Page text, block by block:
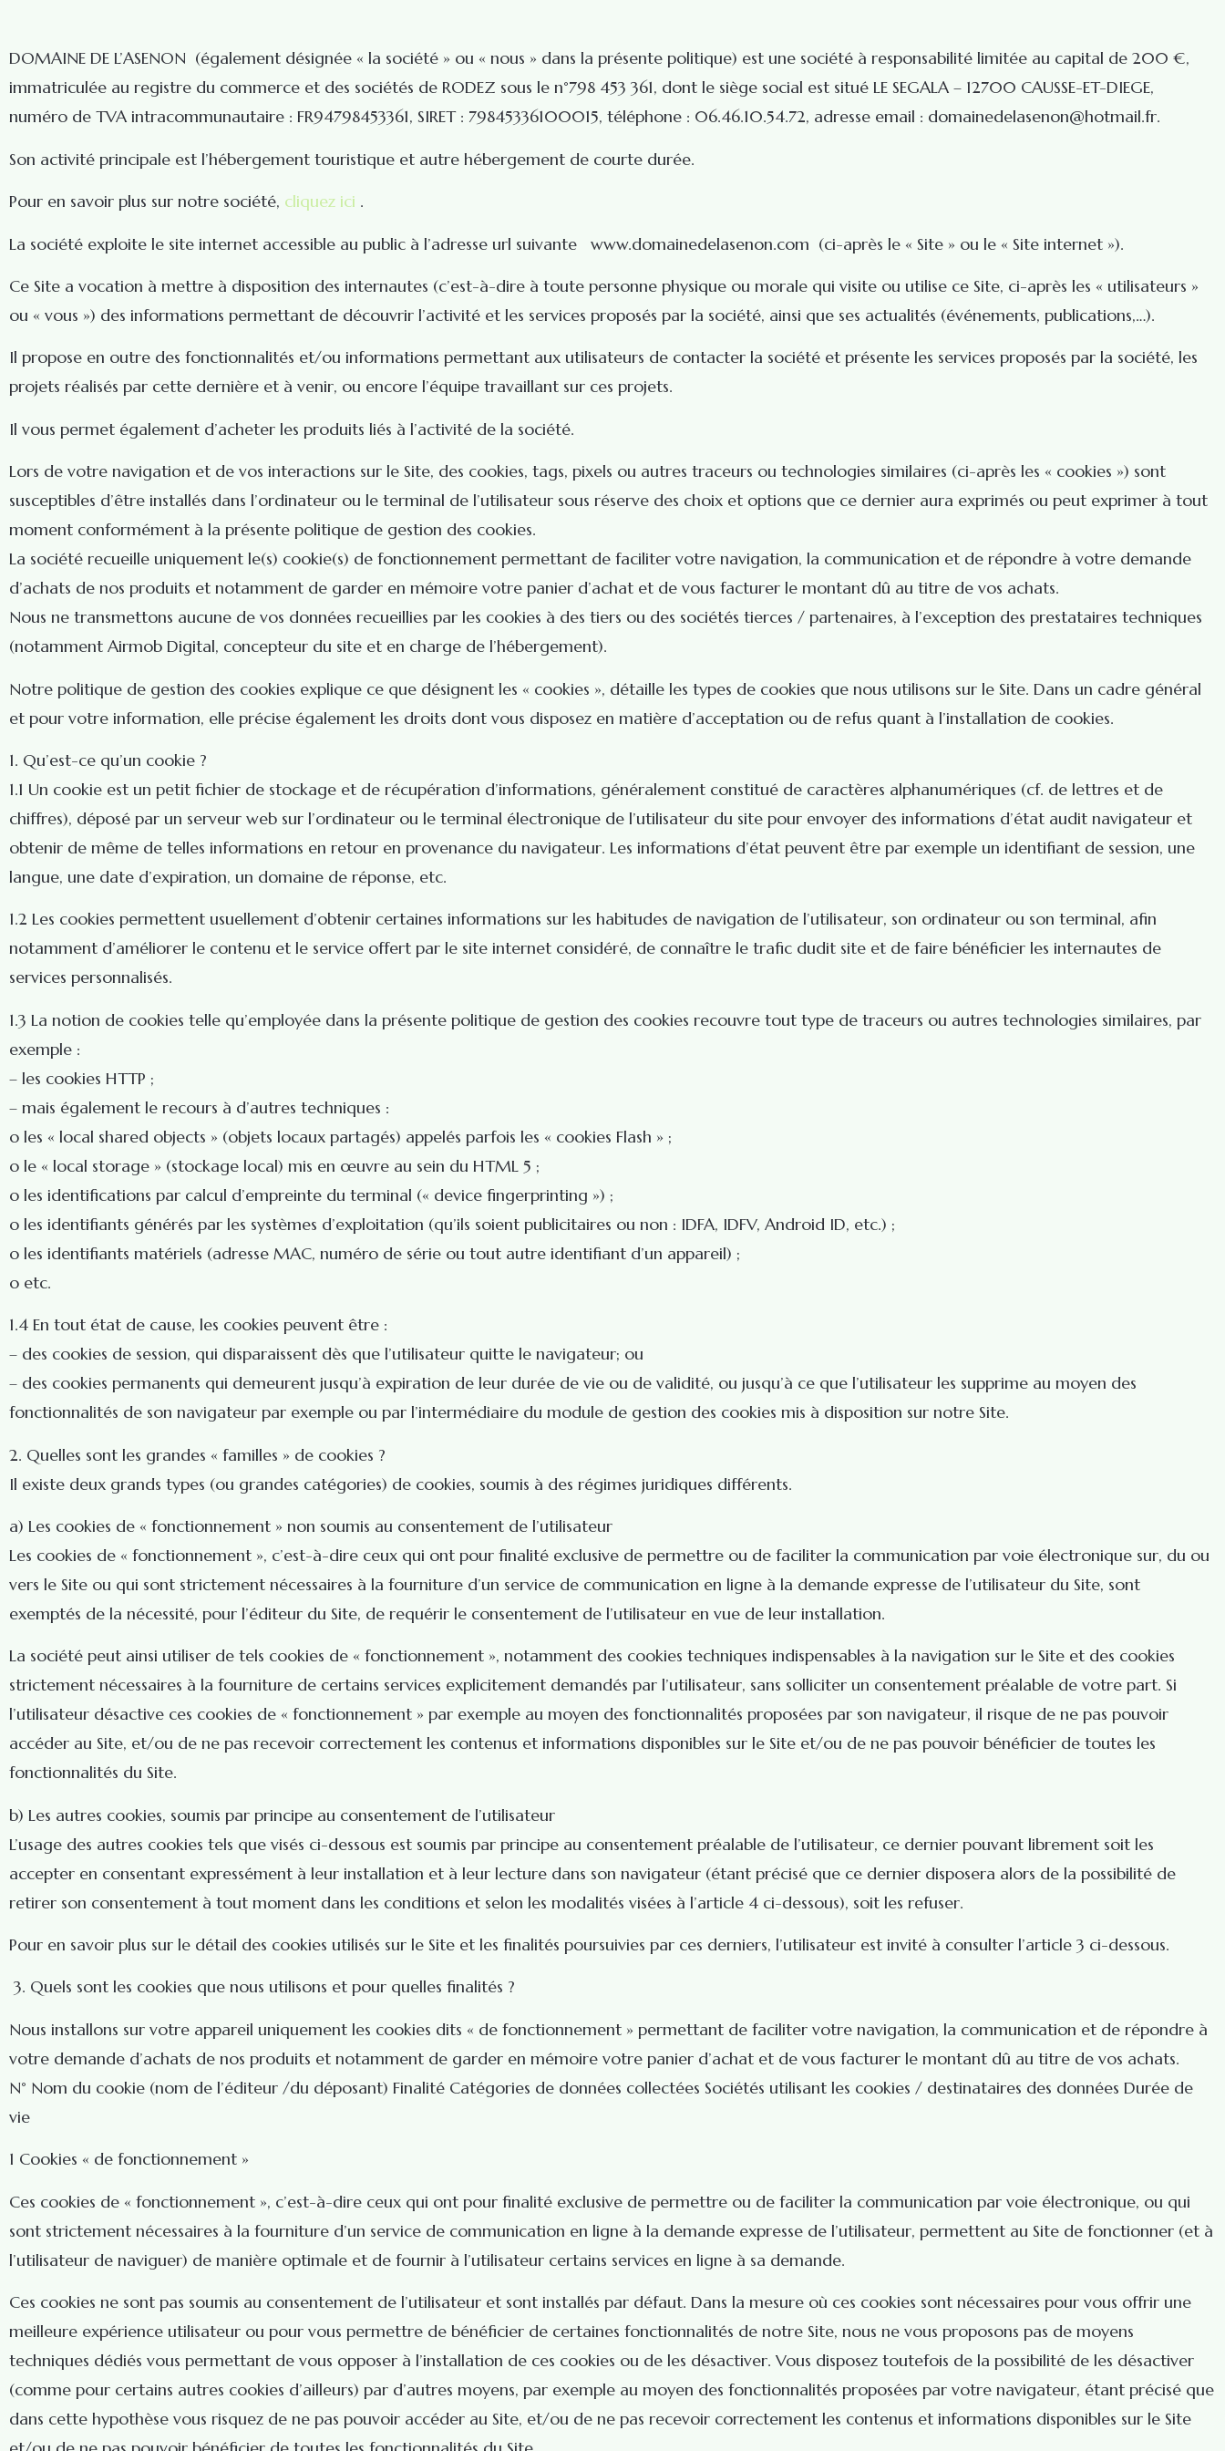
DOMAINE DE L’ASENON (également désignée « la société » ou « nous » dans la présente politique) est une société à responsabilité limitée au capital de 200 €,
immatriculée au registre du commerce et des sociétés de RODEZ sous le n°798 453 361, dont le siège social est situé LE SEGALA – 12700 CAUSSE-ET-DIEGE,
numéro de TVA intracommunautaire : FR94798453361, SIRET : 79845336100015, téléphone : 06.46.10.54.72, adresse email : domainedelasenon@hotmail.fr.
Son activité principale est l’hébergement touristique et autre hébergement de courte durée.
Pour en savoir plus sur notre société, cliquez ici .
La société exploite le site internet accessible au public à l’adresse url suivante www.domainedelasenon.com (ci-après le « Site » ou le « Site internet »).
Ce Site a vocation à mettre à disposition des internautes (c’est-à-dire à toute personne physique ou morale qui visite ou utilise ce Site, ci-après les « utilisateurs »
ou « vous ») des informations permettant de découvrir l’activité et les services proposés par la société, ainsi que ses actualités (événements, publications,…).
Il propose en outre des fonctionnalités et/ou informations permettant aux utilisateurs de contacter la société et présente les services proposés par la société, les
projets réalisés par cette dernière et à venir, ou encore l’équipe travaillant sur ces projets.
Il vous permet également d’acheter les produits liés à l’activité de la société.
Lors de votre navigation et de vos interactions sur le Site, des cookies, tags, pixels ou autres traceurs ou technologies similaires (ci-après les « cookies ») sont
susceptibles d’être installés dans l’ordinateur ou le terminal de l’utilisateur sous réserve des choix et options que ce dernier aura exprimés ou peut exprimer à tout
moment conformément à la présente politique de gestion des cookies.
La société recueille uniquement le(s) cookie(s) de fonctionnement permettant de faciliter votre navigation, la communication et de répondre à votre demande
d’achats de nos produits et notamment de garder en mémoire votre panier d’achat et de vous facturer le montant dû au titre de vos achats.
Nous ne transmettons aucune de vos données recueillies par les cookies à des tiers ou des sociétés tierces / partenaires, à l’exception des prestataires techniques
(notamment Airmob Digital, concepteur du site et en charge de l’hébergement).
Notre politique de gestion des cookies explique ce que désignent les « cookies », détaille les types de cookies que nous utilisons sur le Site. Dans un cadre général
et pour votre information, elle précise également les droits dont vous disposez en matière d’acceptation ou de refus quant à l’installation de cookies.
1. Qu’est-ce qu’un cookie ?
1.1 Un cookie est un petit fichier de stockage et de récupération d’informations, généralement constitué de caractères alphanumériques (cf. de lettres et de
chiffres), déposé par un serveur web sur l’ordinateur ou le terminal électronique de l’utilisateur du site pour envoyer des informations d’état audit navigateur et
obtenir de même de telles informations en retour en provenance du navigateur. Les informations d’état peuvent être par exemple un identifiant de session, une
langue, une date d’expiration, un domaine de réponse, etc.
1.2 Les cookies permettent usuellement d’obtenir certaines informations sur les habitudes de navigation de l’utilisateur, son ordinateur ou son terminal, afin
notamment d’améliorer le contenu et le service offert par le site internet considéré, de connaître le trafic dudit site et de faire bénéficier les internautes de
services personnalisés.
1.3 La notion de cookies telle qu’employée dans la présente politique de gestion des cookies recouvre tout type de traceurs ou autres technologies similaires, par
exemple :
– les cookies HTTP ;
– mais également le recours à d’autres techniques :
o les « local shared objects » (objets locaux partagés) appelés parfois les « cookies Flash » ;
o le « local storage » (stockage local) mis en œuvre au sein du HTML 5 ;
o les identifications par calcul d’empreinte du terminal (« device fingerprinting ») ;
o les identifiants générés par les systèmes d’exploitation (qu’ils soient publicitaires ou non : IDFA, IDFV, Android ID, etc.) ;
o les identifiants matériels (adresse MAC, numéro de série ou tout autre identifiant d’un appareil) ;
o etc.
1.4 En tout état de cause, les cookies peuvent être :
– des cookies de session, qui disparaissent dès que l’utilisateur quitte le navigateur; ou
– des cookies permanents qui demeurent jusqu’à expiration de leur durée de vie ou de validité, ou jusqu’à ce que l’utilisateur les supprime au moyen des
fonctionnalités de son navigateur par exemple ou par l’intermédiaire du module de gestion des cookies mis à disposition sur notre Site.
2. Quelles sont les grandes « familles » de cookies ?
Il existe deux grands types (ou grandes catégories) de cookies, soumis à des régimes juridiques différents.
a) Les cookies de « fonctionnement » non soumis au consentement de l’utilisateur
Les cookies de « fonctionnement », c’est-à-dire ceux qui ont pour finalité exclusive de permettre ou de faciliter la communication par voie électronique sur, du ou
vers le Site ou qui sont strictement nécessaires à la fourniture d’un service de communication en ligne à la demande expresse de l’utilisateur du Site, sont
exemptés de la nécessité, pour l’éditeur du Site, de requérir le consentement de l’utilisateur en vue de leur installation.
La société peut ainsi utiliser de tels cookies de « fonctionnement », notamment des cookies techniques indispensables à la navigation sur le Site et des cookies
strictement nécessaires à la fourniture de certains services explicitement demandés par l’utilisateur, sans solliciter un consentement préalable de votre part. Si
l’utilisateur désactive ces cookies de « fonctionnement » par exemple au moyen des fonctionnalités proposées par son navigateur, il risque de ne pas pouvoir
accéder au Site, et/ou de ne pas recevoir correctement les contenus et informations disponibles sur le Site et/ou de ne pas pouvoir bénéficier de toutes les
fonctionnalités du Site.
b) Les autres cookies, soumis par principe au consentement de l’utilisateur
L’usage des autres cookies tels que visés ci-dessous est soumis par principe au consentement préalable de l’utilisateur, ce dernier pouvant librement soit les
accepter en consentant expressément à leur installation et à leur lecture dans son navigateur (étant précisé que ce dernier disposera alors de la possibilité de
retirer son consentement à tout moment dans les conditions et selon les modalités visées à l’article 4 ci-dessous), soit les refuser.
Pour en savoir plus sur le détail des cookies utilisés sur le Site et les finalités poursuivies par ces derniers, l’utilisateur est invité à consulter l’article 3 ci-dessous.
3. Quels sont les cookies que nous utilisons et pour quelles finalités ?
Nous installons sur votre appareil uniquement les cookies dits « de fonctionnement » permettant de faciliter votre navigation, la communication et de répondre à
votre demande d’achats de nos produits et notamment de garder en mémoire votre panier d’achat et de vous facturer le montant dû au titre de vos achats.
N° Nom du cookie (nom de l’éditeur /du déposant) Finalité Catégories de données collectées Sociétés utilisant les cookies / destinataires des données Durée de
vie
1 Cookies « de fonctionnement »
Ces cookies de « fonctionnement », c’est-à-dire ceux qui ont pour finalité exclusive de permettre ou de faciliter la communication par voie électronique, ou qui
sont strictement nécessaires à la fourniture d’un service de communication en ligne à la demande expresse de l’utilisateur, permettent au Site de fonctionner (et à
l’utilisateur de naviguer) de manière optimale et de fournir à l’utilisateur certains services en ligne à sa demande.
Ces cookies ne sont pas soumis au consentement de l’utilisateur et sont installés par défaut. Dans la mesure où ces cookies sont nécessaires pour vous offrir une
meilleure expérience utilisateur ou pour vous permettre de bénéficier de certaines fonctionnalités de notre Site, nous ne vous proposons pas de moyens
techniques dédiés vous permettant de vous opposer à l’installation de ces cookies ou de les désactiver. Vous disposez toutefois de la possibilité de les désactiver
(comme pour certains autres cookies d’ailleurs) par d’autres moyens, par exemple au moyen des fonctionnalités proposées par votre navigateur, étant précisé que
dans cette hypothèse vous risquez de ne pas pouvoir accéder au Site, et/ou de ne pas recevoir correctement les contenus et informations disponibles sur le Site